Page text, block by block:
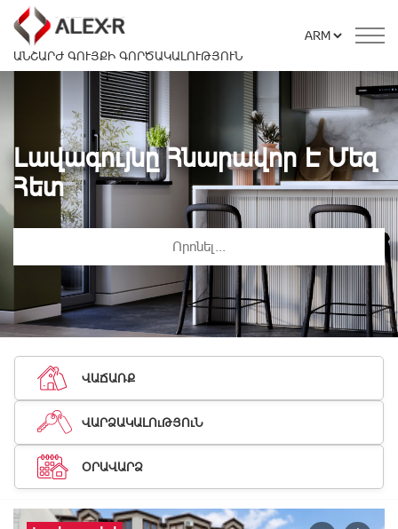
ԱՆՇԱՐԺ ԳՈՒՅՔԻ ԳՈՐԾԱԿԱԼՈՒԹՅՈՒՆ
Լավագույնը Հնարավոր Է Մեզ
Հետ
ՎԱՃԱՌՔ
ՎԱՐՁԱԿԱԼՈւԹՅՈւՆ
ՕՐԱՎԱՐՁ